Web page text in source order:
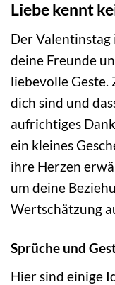
Liebe kennt
Der
deine Freunde
liebevolle Geste.
dich sind und
aufrichtiges
ein kleines
ihre Herzen
um deine
Wertschätzung
Sprüche und
Hier sind einige